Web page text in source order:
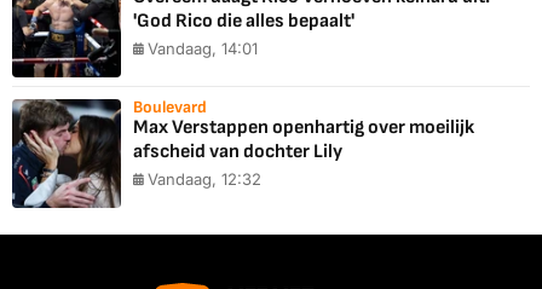
'God Rico die alles bepaalt'
Vandaag, 14:01
Boulevard
Max Verstappen openhartig over moeilijk
afscheid van dochter Lily
Vandaag, 12:32